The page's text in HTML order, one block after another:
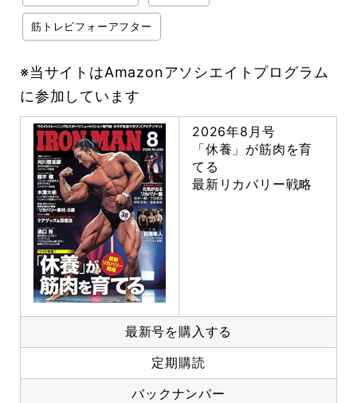
筋トレビフォーアフター
※当サイトはAmazonアソシエイトプログラム
に参加しています
2026年8月号
「休養」が筋肉を育
てる
最新リカバリー戦略
最新号を購入する
定期購読
バックナンバー